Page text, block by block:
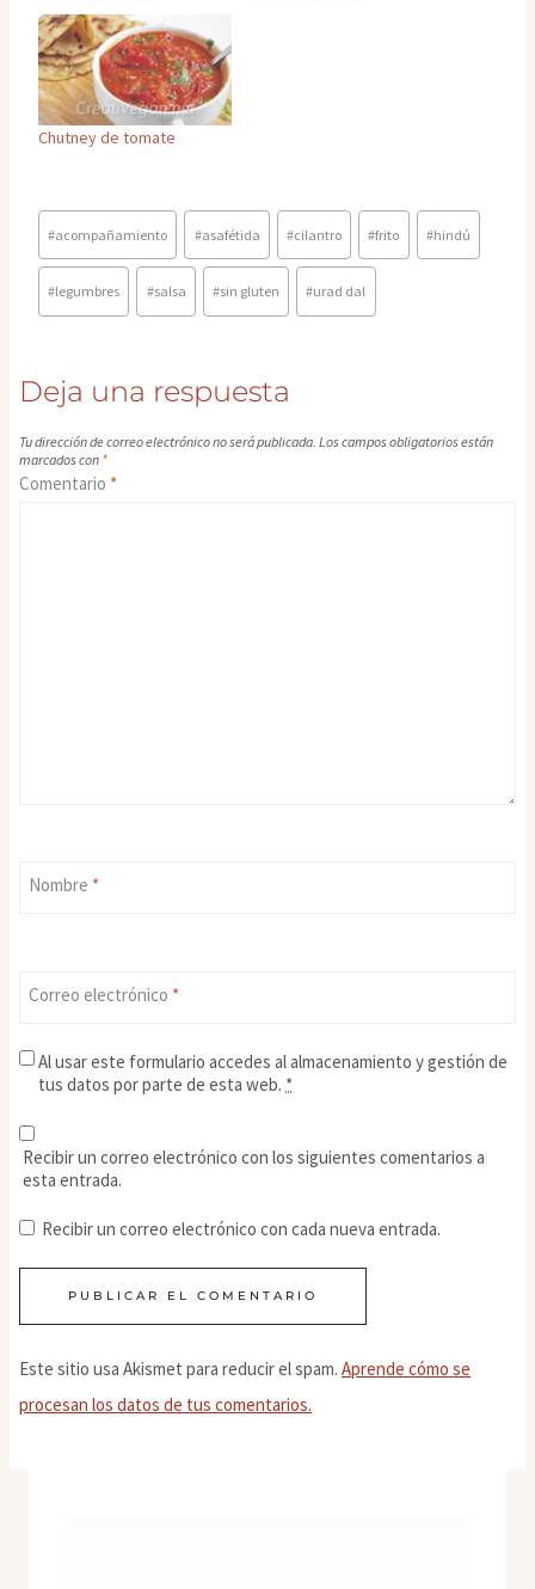
Chutney de tomate
Etiquetas
de
la
#acompañamiento #asafétida #cilantro #frito #hindú
#legumbres #salsa #sin gluten #urad dal
Deja una respuesta
Tu dirección de correo electrónico no será publicada. Los campos obligatorios están
marcados con *
Comentario *
Nombre *
Correo electrónico *
Al usar este formulario accedes al almacenamiento y gestión de
tus datos por parte de esta web. *
Recibir un correo electrónico con los siguientes comentarios a
esta entrada.
Recibir un correo electrónico con cada nueva entrada.
Este sitio usa Akismet para reducir el spam. Aprende cómo se
procesan los datos de tus comentarios.